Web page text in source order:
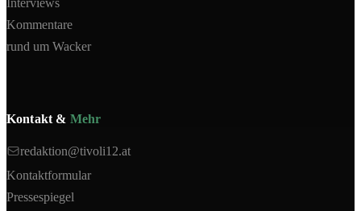
Interviews
Kommentare
rund um Wacker
Kontakt & Mehr
redaktion@tivoli12.at
Kontaktformular
Pressespiegel